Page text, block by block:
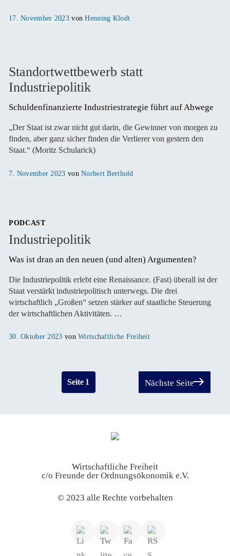
Veröffentlicht
17. November 2023 vonHenning Klodt
Standortwettbewerb statt
Industriepolitik
Schuldenfinanzierte Industriestrategie führt auf Abwege
„Der Staat ist zwar nicht gut darin, die Gewinner von morgen zu
finden, aber ganz sicher finden die Verlierer von gestern den
Staat.“ (Moritz Schularick)
Veröffentlicht
7. November 2023 vonNorbert Berthold
PODCAST
Industriepolitik
Was ist dran an den neuen (und alten) Argumenten?
Die Industriepolitik erlebt eine Renaissance. (Fast) überall ist der
Staat verstärkt industriepolitisch unterwegs. Die drei
wirtschaftlich „Großen“ setzen stärker auf staatliche Steuerung
der wirtschaftlichen Aktivitäten. …
Veröffentlicht
30. Oktober 2023 vonWirtschaftliche Freiheit
Seitennummerierung
Seite1 Nächste Seite
Wirtschaftliche Freiheit
c/o Freunde der Ordnungsökonomik e.V.
© 2023 alle Rechte vorbehalten